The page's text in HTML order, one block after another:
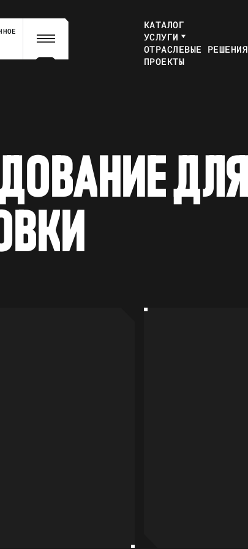
КАТАЛОГ
УСЛУГИ
ОТРАСЛЕВЫЕ РЕШЕНИЯ
ПРОЕКТЫ
О ВАН И ЕДЛЯ
ВКИ